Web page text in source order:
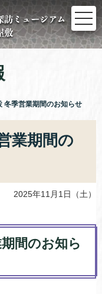
冬季営業期間のお知らせ
業期間の
2025年11月1日（土）
間のお知ら